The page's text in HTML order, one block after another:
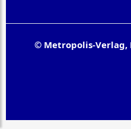
© Metropolis-Verlag,